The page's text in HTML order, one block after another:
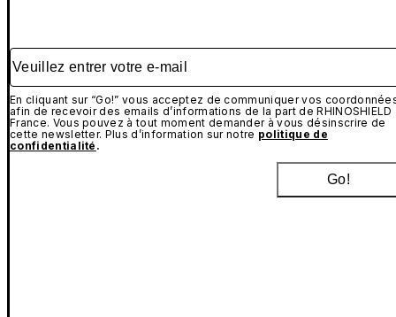
Veuillez entrer votre e-mail
En cliquant sur “Go!” vous acceptez de communiquer vos
afin de recevoir des emails d’informations de la part de RHINOSHIELD
France. Vous pouvez à tout moment demander à vous désinscrire de
cette newsletter. Plus d’information sur notre politique de
confidentialité .
Go!